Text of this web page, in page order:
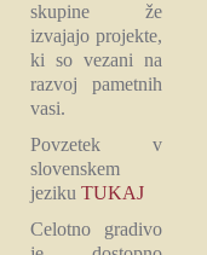
skupine že
izvajajo projekte,
ki so vezani na
razvoj pametnih
vasi.
Povzetek v
slovenskem
jeziku TUKAJ
Celotno gradivo